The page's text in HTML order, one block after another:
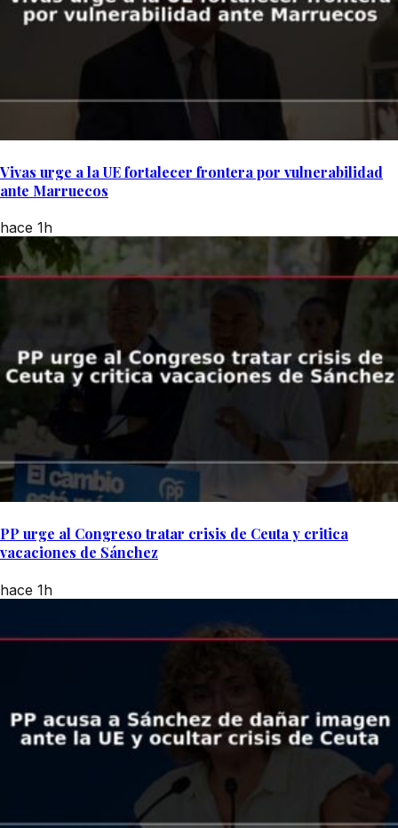
Vivas urge a la UE fortalecer frontera por vulnerabilidad
ante Marruecos
hace 1h
PP urge al Congreso tratar crisis de Ceuta y critica
vacaciones de Sánchez
hace 1h